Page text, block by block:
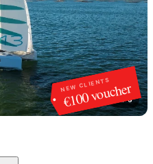
NEW CLIENTS
€100 voucher
1 /6